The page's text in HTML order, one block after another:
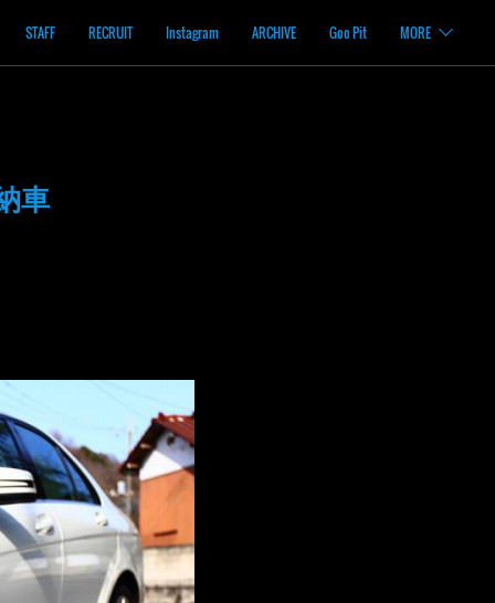
STAFF RECRUIT Instagram ARCHIVE Goo Pit MORE
車